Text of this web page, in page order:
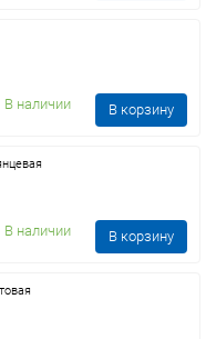
В наличии В корзину
В наличии В корзину